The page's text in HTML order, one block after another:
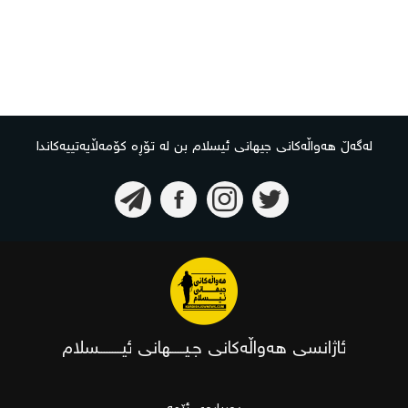
لەگەڵ هەواڵەکانی جیهانی ئیسلام بن لە تۆڕە کۆمەڵایەتییەکاندا
ئاژانسی هەواڵەکانی جـیـــــهانی ئیــــــــسلام